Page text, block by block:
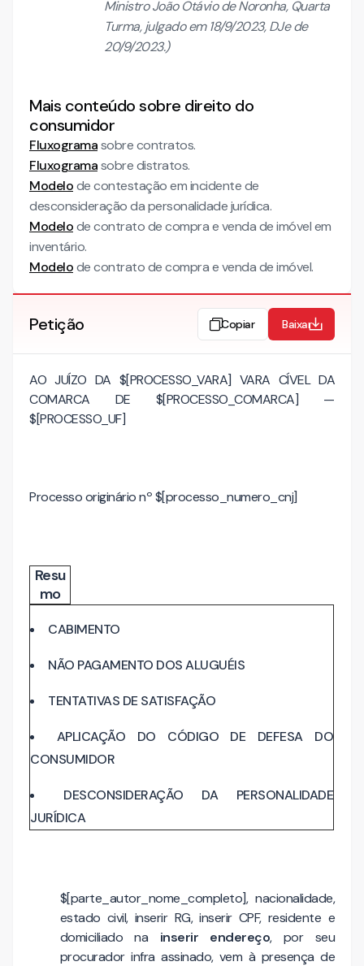
Ministro João Otávio de Noronha, Quarta
Turma, julgado em 18/9/2023, DJe de
20/9/2023.)
Mais conteúdo sobre direito do
consumidor
Fluxogramasobre contratos.
Fluxogramasobre distratos.
Modelode contestação em incidente de
desconsideração da personalidade jurídica.
Modelode contrato de compra e venda de imóvel em
inventário.
Modelode contrato de compra e venda de imóvel.
Petição Copiar Baixar
AO JUÍZO DA $[PROCESSO_VARA] VARA CÍVEL DA
COMARCA DE $[PROCESSO_COMARCA] —
$[PROCESSO_UF]
Processo originário nº $[processo_numero_cnj]
Resu
mo
CABIMENTO
NÃO PAGAMENTO DOS ALUGUÉIS
TENTATIVAS DE SATISFAÇÃO
APLICAÇÃO DO CÓDIGO DE DEFESA DO
CONSUMIDOR
DESCONSIDERAÇÃO DA PERSONALIDADE
JURÍDICA
$[parte_autor_nome_completo], nacionalidade,
estado civil, inserir RG, inserir CPF, residente e
domiciliado na inserir endereço, por seu
procurador infra assinado, vem à presença de